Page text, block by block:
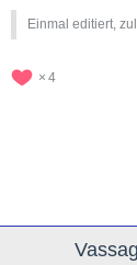
Einmal editiert,
4